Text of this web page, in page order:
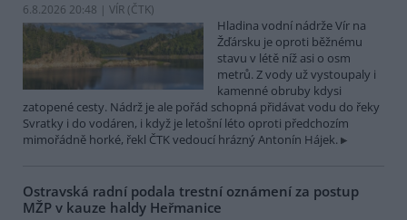
6.8.2026 20:48 | VÍR (ČTK)
Hladina vodní nádrže Vír na
Žďársku je oproti běžnému
stavu v létě níž asi o osm
metrů. Z vody už vystoupaly i
kamenné obruby kdysi
zatopené cesty. Nádrž je ale pořád schopná přidávat vodu do řeky
Svratky i do vodáren, i když je letošní léto oproti předchozím
mimořádně horké, řekl ČTK vedoucí hrázný Antonín Hájek.
Ostravská radní podala trestní oznámení za postup
MŽP v kauze haldy Heřmanice